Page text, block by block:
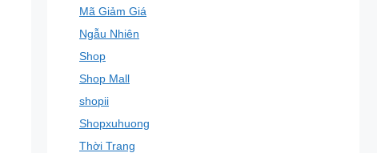
Mã Giảm Giá
Ngẫu Nhiên
Shop
Shop Mall
shopii
Shopxuhuong
Thời Trang